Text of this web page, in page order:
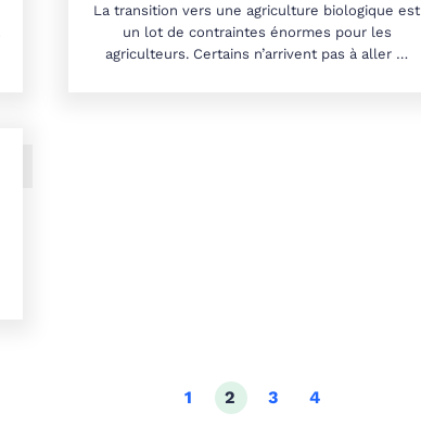
La transition vers une agriculture biologique est
un lot de contraintes énormes pour les
agriculteurs. Certains n’arrivent pas à aller …
1 2 3 4